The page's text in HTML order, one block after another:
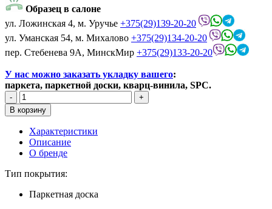
Образец в салоне
ул. Ложинская 4, м. Уручье +375(29)139-20-20
ул. Уманская 54, м. Михалово +375(29)134-20-20
пер. Стебенева 9А, МинскМир +375(29)133-20-20
У нас можно заказать укладку вашего:
паркета, паркетной доски, кварц-винила, SPC.
Характеристики
Описание
О бренде
Тип покрытия:
Паркетная доска